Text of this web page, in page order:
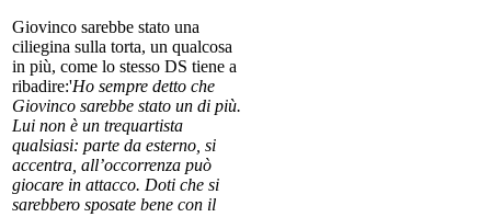
Giovinco sarebbe stato una
ciliegina sulla torta, un qualcosa
in più, come lo stesso DS tiene a
ribadire:'Ho sempre detto che
Giovinco sarebbe stato un di più.
Lui non è un trequartista
qualsiasi: parte da esterno, si
accentra, all’occorrenza può
giocare in attacco. Doti che si
sarebbero sposate bene con il